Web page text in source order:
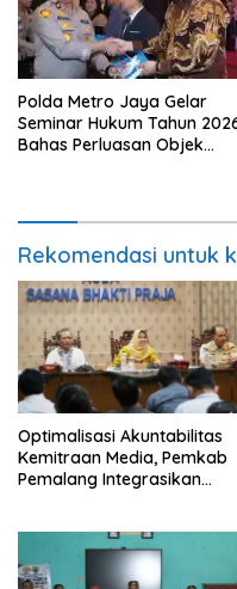
Polda Metro Jaya Gelar
Seminar Hukum Tahun
Bahas Perluasan Objek
Rekomendasi untuk
​Optimalisasi Akuntabilitas
Kemitraan Media, Pemkab
Pemalang Integrasikan